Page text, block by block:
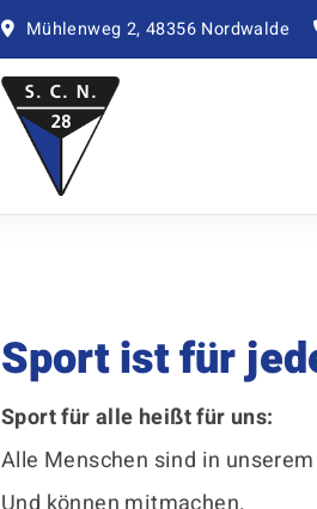
Mühlenweg 2, 48356 Nordwalde
Sport ist für
Sport für alle heißt für uns:
Alle Menschen sind in